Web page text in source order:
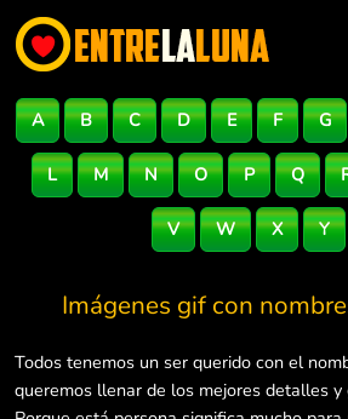
A B C D E F G
L M N O P Q
V W X Y
Imágenes gif con
Todos tenemos un ser querido con el
queremos llenar de los mejores detalles y